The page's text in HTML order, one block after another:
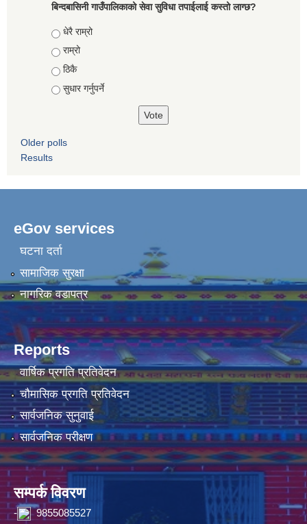
बिन्दबासिनी गाउँपालिकाको सेवा सुविधा तपाईलाई कस्तो लाग्छ?
Choices
धेरै राम्रो
राम्रो
ठिकै
सुधार गर्नुपर्ने
Older polls
Results
eGov services
घटना दर्ता
सामाजिक सुरक्षा
नागरिक वडापत्र
Reports
वार्षिक प्रगति प्रतिवेदन
चौमासिक प्रगति प्रतिवेदन
सार्वजनिक सुनुवाई
सार्वजनिक परीक्षण
सम्पर्क विवरण
- 9855085527